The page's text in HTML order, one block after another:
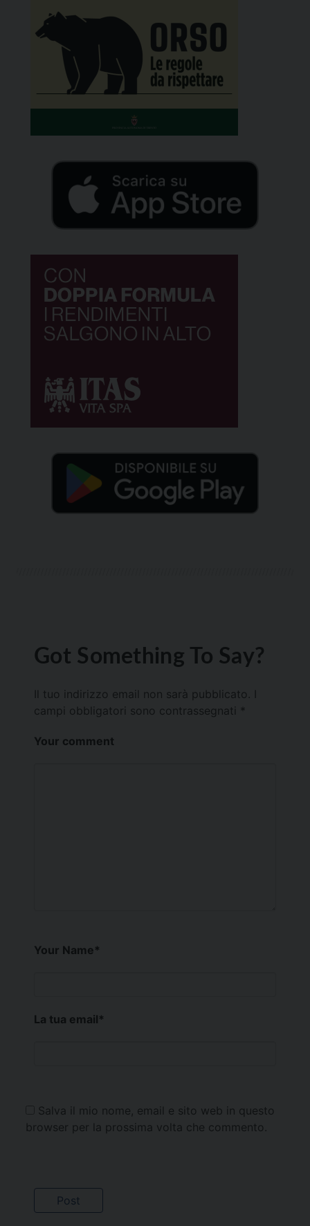
Got Something To Say?
Il tuo indirizzo email non sarà pubblicato.
campi obbligatori sono contrassegnati *
Your comment
Your Name*
La tua email*
Salva il mio nome, email e sito web in questo
browser per la prossima volta che commento.